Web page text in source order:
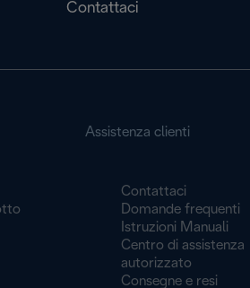
Contattaci
Assistenza clienti
Contattaci
Domande frequenti
Istruzioni Manuali
Centro di assistenza
autorizzato
Consegne e resi